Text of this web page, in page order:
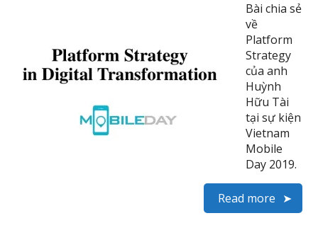
Bài chia sẻ
về
Platform
Strategy
của anh
Huỳnh
Hữu Tài
tại sự kiện
Vietnam
Mobile
Day 2019.
Read more